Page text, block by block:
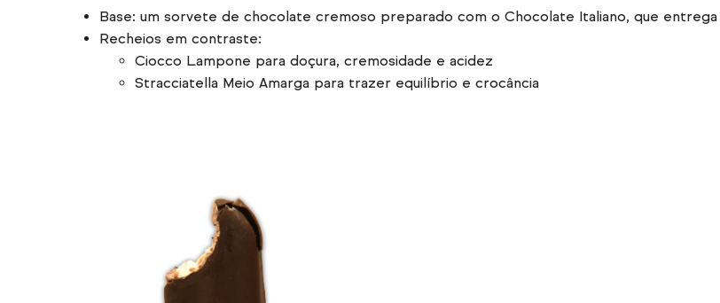
Base: um sorvete de chocolate cremoso preparado com o Chocolate Italiano, que
Recheios em contraste:
Ciocco Lampone para doçura, cremosidade e acidez
Stracciatella Meio Amarga para trazer equilíbrio e crocância